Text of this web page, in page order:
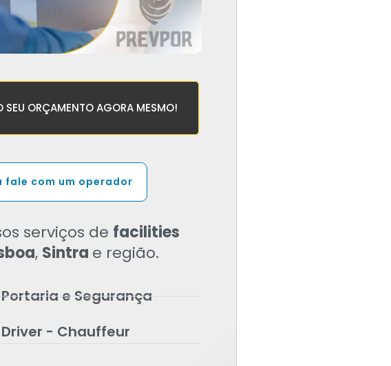
SEU ORÇAMENTO AGORA MESMO!
fale com um operador
serviços de facilities
, Sintra e região.
e Segurança
- Chauffeur